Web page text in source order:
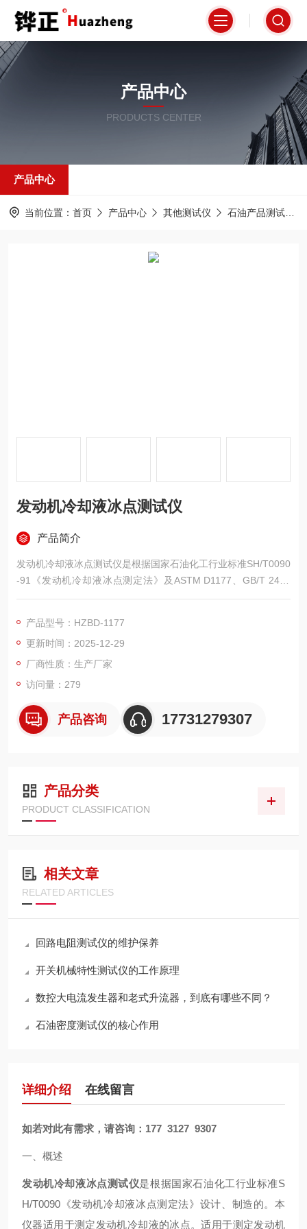
产品中心
PRODUCTS CENTER
产品中心
当前位置： 首页 产品中心 其他测试仪 石油产品测试仪
发动机冷却液冰点测试仪
产品简介
发动机冷却液冰点测试仪是根据国家石油化工行业标准SH/T0090
-91《发动机冷却液冰点测定法》及ASTM D1177、GB/T 2430
《喷气燃料冰点测定法》及ASTM D2386设计。适用于测定发动
化产品冰点。
产品型号：HZBD-1177
更新时间：2025-12-29
厂商性质：生产厂家
访问量：279
产品咨询 17731279307
产品分类
PRODUCT CLASSIFICATION
相关文章
RELATED ARTICLES
回路电阻测试仪的维护保养
开关机械特性测试仪的工作原理
数控大电流发生器和老式升流器，到底有哪些不同？
石油密度测试仪的核心作用
详细介绍 在线留言
如若对此有需求，请咨询： 177 3127 9307
一、概述
发动机冷却液冰点测试仪是根据国家石油化工行业标准S
H/T0090《发动机冷却液冰点测定法》设计、制造的。本
仪器适用于测定发动机冷却液的冰点。适用于测定发动机